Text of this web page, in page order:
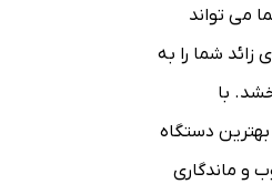
می تواند
زائد شما را به
با
دستگاه
و ماندگاری